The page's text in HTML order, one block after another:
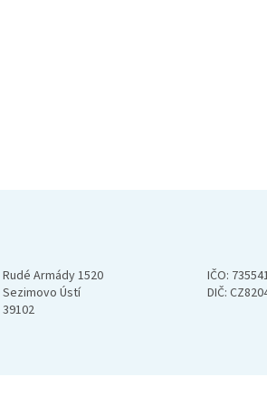
Rudé Armády 1520
Sezimovo Ústí
39102
IČO:
DIČ: